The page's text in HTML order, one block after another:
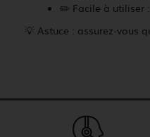
✏️ Facile à utiliser
💡 Astuce : assurez-vous